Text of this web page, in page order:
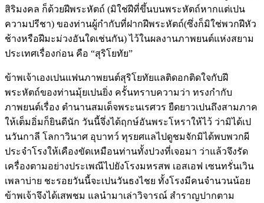
สิริมงคล ก็ด้วยฝีพระหัตถ์ (มิใช่ฝีที่ขึ้นบนพระหัตถ์หากแต่เปน
ความปรีชา) ของท่านผู้กำกับที่ฝากฝีพระหัตถ์(ซึ่งก็มิใช่พวกฝีหัว
ช้างหรือฝีมะม่วงอันใดเช่นกัน) ไว้ในผลงานภาพยนต์แห่งสยาม
ประเทศเรื่องก่อน คือ “สุริโยทัย”
ข้าพเจ้าเองเปนแฟนภาพยนต์สุริโยทัยแลติดอกติดใจกับฝี
พระหัตถ์ของท่านมุ้ยเปนยิ่ง ครั้นทราบความว่า ทรงกำกับ
ภาพยนต์เรื่อง ตำนานสมเด็จพระนเรศวร ยืดยาวเปนถึงสามภาค
ให้เต็มอิ่มก็ยินดีนัก วันนี้จึ่งได้ฤกษ์อันพระโหราให้ไว้ ว่ามิได้เป
นวันกาลี โลกาวินาศ อุบาทว์ ทุรยศแลไปดูชมจักมิได้พบพวกผี
ประจำโรงให้เคืองขัดเหมือนท่านทั้งปวงที่เจอมา ว่าแล้วจึงรัด
เครื่องตามอย่างประเพณีไปยังโรงมหรสพ เอสเอฟ เซนทรั่นเวิน
เพลาบ่าย ชะรอยวันนี้จะเปนวันธงไชย ทั้งโรงมีคนจำนวนน้อย
ข้าพเจ้าจึงได้เสพชม แลนำมาเล่าวิจารณ์ สำราญปากตาม